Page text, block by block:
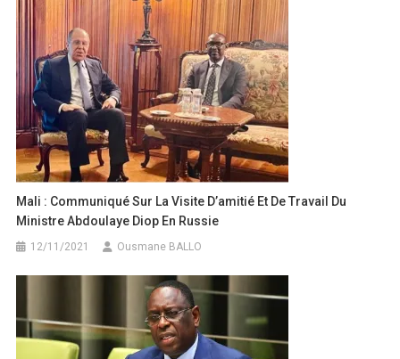
Mali : Communiqué Sur La Visite D’amitié Et De Travail Du
Ministre Abdoulaye Diop En Russie
12/11/2021 Ousmane BALLO